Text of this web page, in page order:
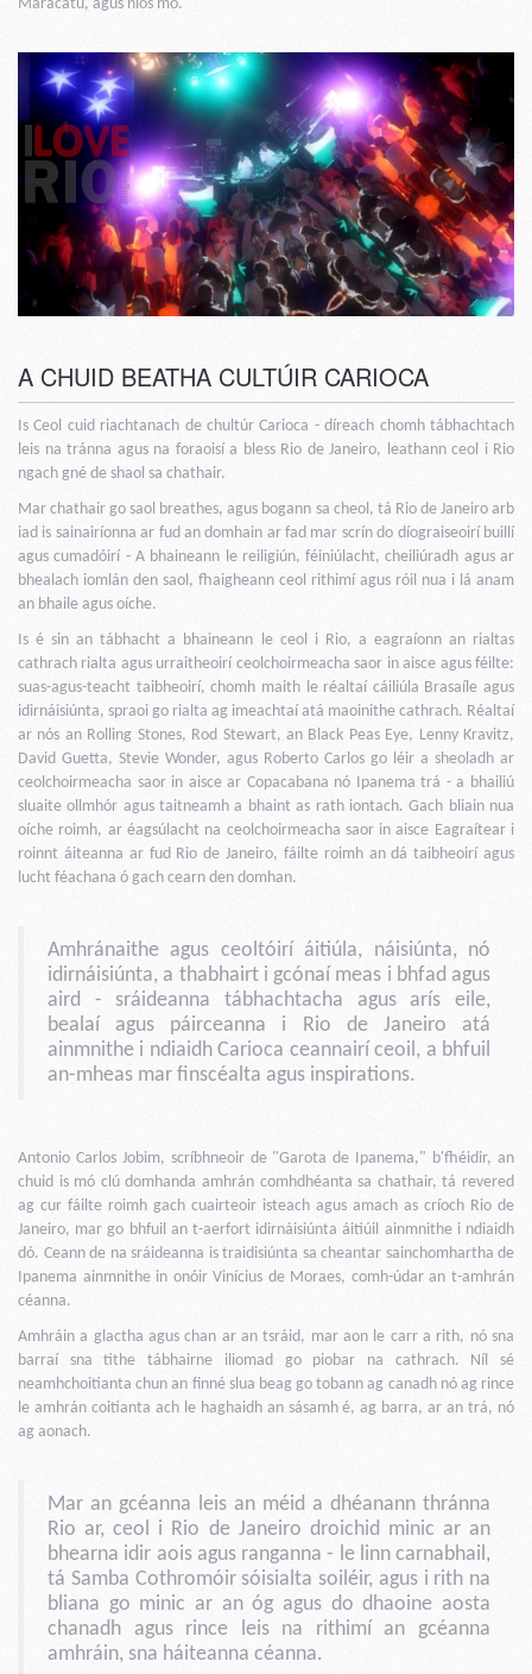
Maracatu, agus níos mó.
A CHUID BEATHA CULTÚIR CARIOCA
Is Ceol cuid riachtanach de chultúr Carioca - díreach chomh tábhachtach
leis na tránna agus na foraoisí a bless Rio de Janeiro, leathann ceol i Rio
ngach gné de shaol sa chathair.
Mar chathair go saol breathes, agus bogann sa cheol, tá Rio de Janeiro arb
iad is sainairíonna ar fud an domhain ar fad mar scrín do díograiseoirí buillí
agus cumadóirí - A bhaineann le reiligiún, féiniúlacht, cheiliúradh agus ar
bhealach iomlán den saol, fhaigheann ceol rithimí agus róil nua i lá anam
an bhaile agus oíche.
Is é sin an tábhacht a bhaineann le ceol i Rio, a eagraíonn an rialtas
cathrach rialta agus urraitheoirí ceolchoirmeacha saor in aisce agus féilte:
suas-agus-teacht taibheoirí, chomh maith le réaltaí cáiliúla Brasaíle agus
idirnáisiúnta, spraoi go rialta ag imeachtaí atá maoinithe cathrach. Réaltaí
ar nós an Rolling Stones, Rod Stewart, an Black Peas Eye, Lenny Kravitz,
David Guetta, Stevie Wonder, agus Roberto Carlos go léir a sheoladh ar
ceolchoirmeacha saor in aisce ar Copacabana nó Ipanema trá - a bhailiú
sluaite ollmhór agus taitneamh a bhaint as rath iontach. Gach bliain nua
oíche roimh, ar éagsúlacht na ceolchoirmeacha saor in aisce Eagraítear i
roinnt áiteanna ar fud Rio de Janeiro, fáilte roimh an dá taibheoirí agus
lucht féachana ó gach cearn den domhan.
Amhránaithe agus ceoltóirí áitiúla, náisiúnta, nó
idirnáisiúnta, a thabhairt i gcónaí meas i bhfad agus
aird - sráideanna tábhachtacha agus arís eile,
bealaí agus páirceanna i Rio de Janeiro atá
ainmnithe i ndiaidh Carioca ceannairí ceoil, a bhfuil
an-mheas mar finscéalta agus inspirations.
Antonio Carlos Jobim, scríbhneoir de "Garota de Ipanema," b'fhéidir, an
chuid is mó clú domhanda amhrán comhdhéanta sa chathair, tá revered
ag cur fáilte roimh gach cuairteoir isteach agus amach as críoch Rio de
Janeiro, mar go bhfuil an t-aerfort idirnáisiúnta áitiúil ainmnithe i ndiaidh
dó. Ceann de na sráideanna is traidisiúnta sa cheantar sainchomhartha de
Ipanema ainmnithe in onóir Vinícius de Moraes, comh-údar an t-amhrán
céanna.
Amhráin a glactha agus chan ar an tsráid, mar aon le carr a rith, nó sna
barraí sna tithe tábhairne iliomad go piobar na cathrach. Níl sé
neamhchoitianta chun an finné slua beag go tobann ag canadh nó ag rince
le amhrán coitianta ach le haghaidh an sásamh é, ag barra, ar an trá, nó
ag aonach.
Mar an gcéanna leis an méid a dhéanann thránna
Rio ar, ceol i Rio de Janeiro droichid minic ar an
bhearna idir aois agus ranganna - le linn carnabhail,
tá Samba Cothromóir sóisialta soiléir, agus i rith na
bliana go minic ar an óg agus do dhaoine aosta
chanadh agus rince leis na rithimí an gcéanna
amhráin, sna háiteanna céanna.